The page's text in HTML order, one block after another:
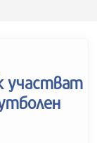
участват